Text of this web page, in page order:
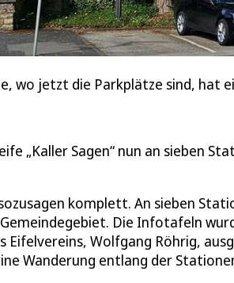
wo jetzt die Parkplätze sind, hat
„Kaller Sagen“ nun an sieben
sozusagen komplett. An sieben
Die Infotafeln
Eifelvereins, Wolfgang Röhrig,
Wanderung entlang der